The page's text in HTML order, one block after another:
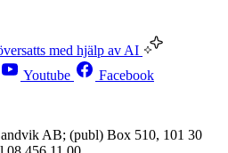
med hjälp av AI
Youtube Facebook
AB; (publ) Box 510, 101 30